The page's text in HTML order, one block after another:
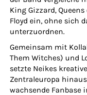
King Gizzard,
Floyd ein, ohne sich
unterzuordnen.
Gemeinsam mit
Them Witches) und
setzte Neikes
Zentraleuropa
wachsende Fanbase